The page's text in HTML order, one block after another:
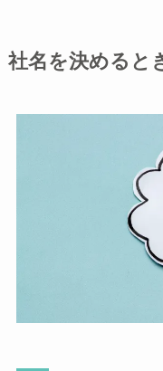
社名を決めると